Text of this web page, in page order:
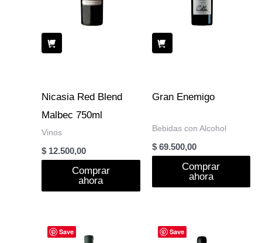
Nicasia Red Blend
Malbec 750ml
Vinos
$ 12.500,00
Comprar
ahora
Gran Enemigo
Bebidas con Alcohol
$69.500,00
Comprar
ahora
Save Save